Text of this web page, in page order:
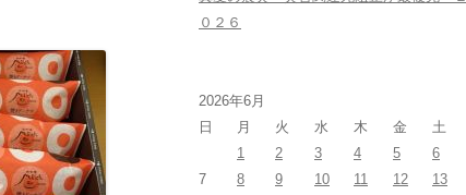
０２６
2026年6月
日
月 火 水 木 金
土
1
2 3 4 5
6
7
8 9 10 11 12
13